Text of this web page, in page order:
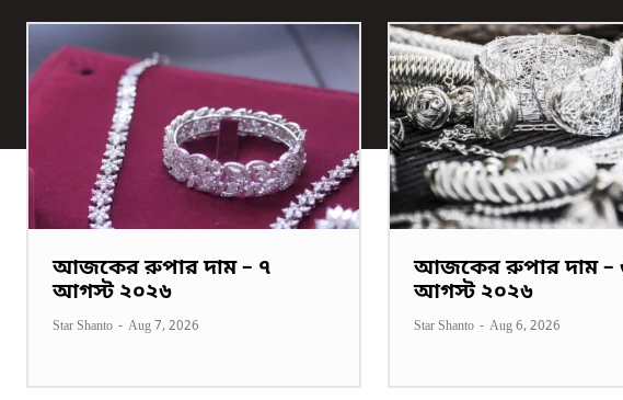
আজকের রুপার দাম – ৭
আগস্ট ২০২৬
Star Shanto - Aug 7, 2026
আজকের রুপার দাম –
আগস্ট ২০২৬
Star Shanto - Aug 6, 2026